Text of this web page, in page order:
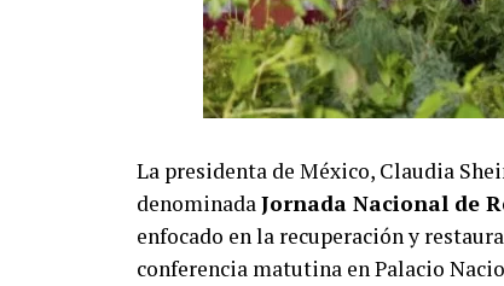
La presidenta de México, Claudia
denominadaJornada Nacional de
enfocado en la recuperación y
conferencia matutina en Palacio